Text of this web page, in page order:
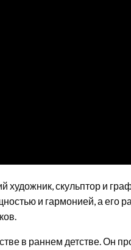
скульптор и
и гармонией, а его
в раннем детстве. Он